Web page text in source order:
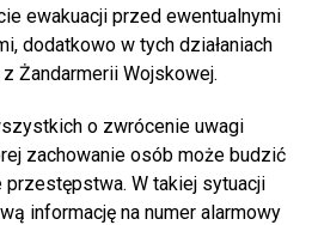
ewakuacji przed ewentualnymi
dodatkowo w tych działaniach
Żandarmerii Wojskowej.
o zwrócenie uwagi
zachowanie osób może budzić
przestępstwa. W takiej sytuacji
informację na numer alarmowy